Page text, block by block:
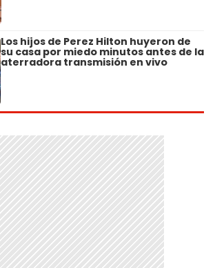
Los hijos de Perez Hilton huyeron de
su casa por miedo minutos antes de la
aterradora transmisión en vivo